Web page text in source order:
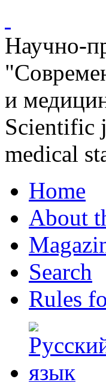
Научно-
и
Scientific
medical
Home
About
Search
Rules